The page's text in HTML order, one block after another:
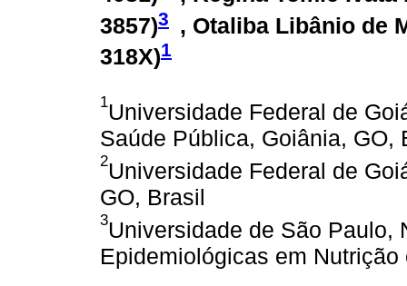
3857)3
, Otaliba Libânio de
318X)1
1Universidade Federal de
Saúde Pública, Goiânia, GO,
2Universidade Federal de
GO, Brasil
3Universidade de São Paulo,
Epidemiológicas em